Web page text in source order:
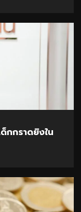
กกราดยิงใน